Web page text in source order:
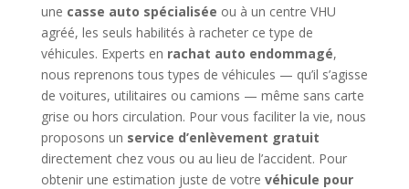
une casse auto spécialisée ou à un centre VHU
agréé, les seuls habilités à racheter ce type de
véhicules. Experts en rachat auto endommagé,
nous reprenons tous types de véhicules — qu’il s’agisse
de voitures, utilitaires ou camions — même sans carte
grise ou hors circulation. Pour vous faciliter la vie, nous
proposons un service d’enlèvement gratuit
directement chez vous ou au lieu de l’accident. Pour
obtenir une estimation juste de votre véhicule pour